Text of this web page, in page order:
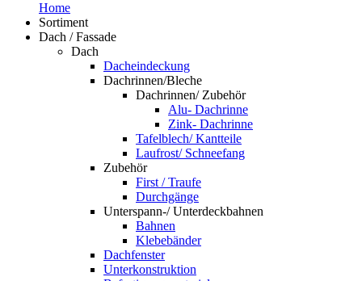
Home
Sortiment
Dach / Fassade
Dach
Dacheindeckung
Dachrinnen/Bleche
Dachrinnen/ Zubehör
Alu- Dachrinne
Zink- Dachrinne
Tafelblech/ Kantteile
Laufrost/ Schneefang
Zubehör
First / Traufe
Durchgänge
Unterspann-/ Unterdeckbahnen
Bahnen
Klebebänder
Dachfenster
Unterkonstruktion